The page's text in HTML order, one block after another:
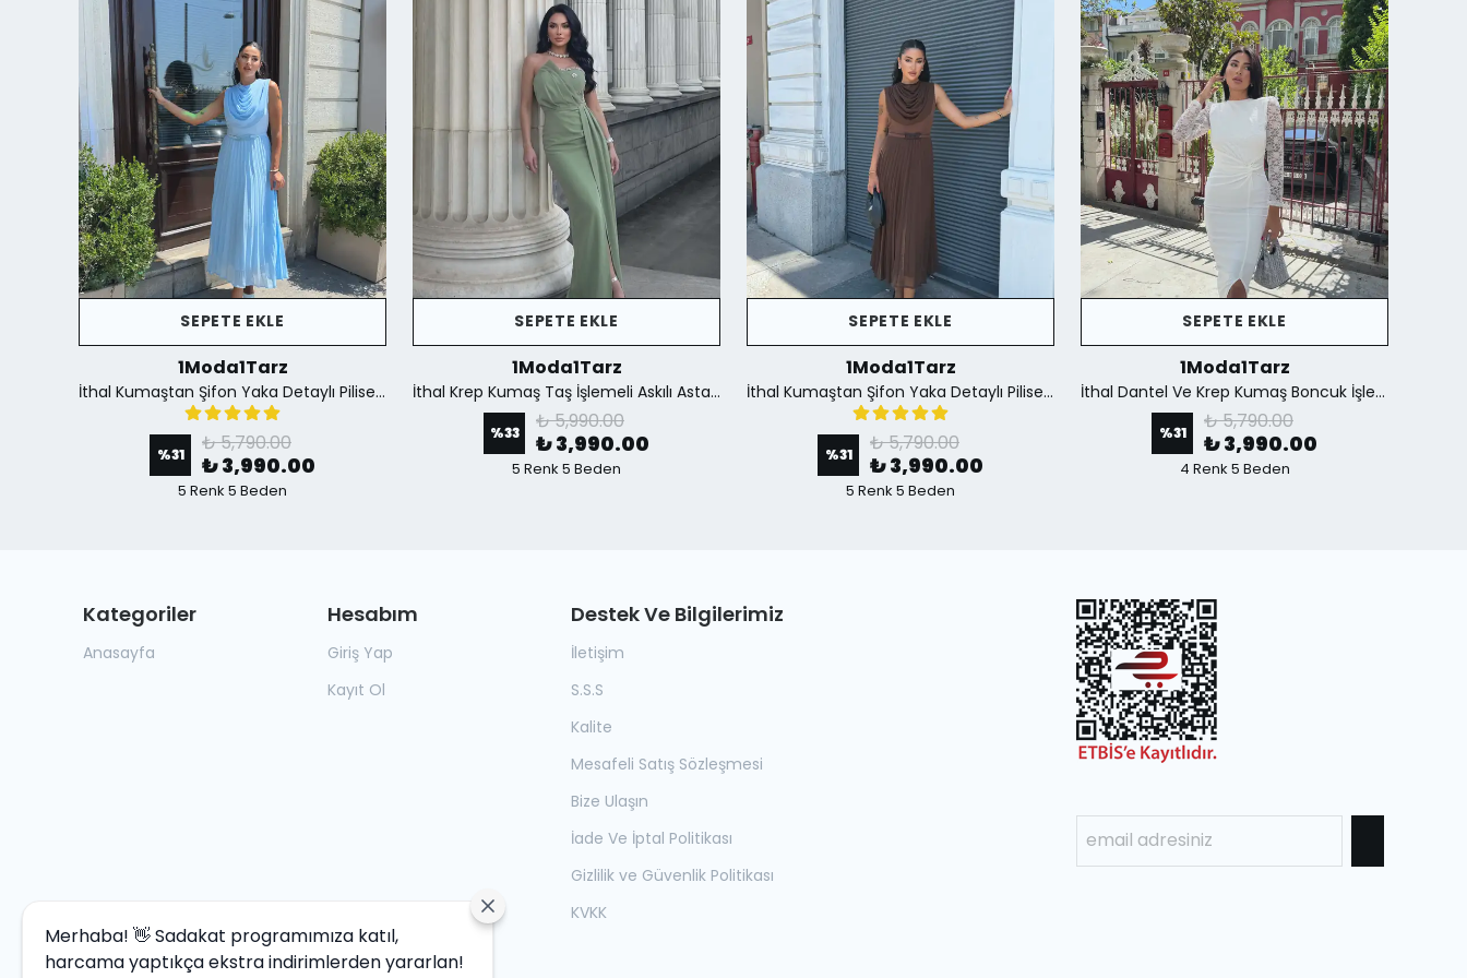
SEPETE EKLE
1Moda1Tarz
İthal Kumaştan Şifon Yaka Detaylı Piliseli Kemerli Astarlı Özel Tasarım Elbise - mavi
%31 ₺ 5,790.00
₺ 3,990.00
5 Renk 5 Beden
SEPETE EKLE
1Moda1Tarz
İthal Krep Kumaş Taş İşlemeli Askılı Astarlı Özel Tasarım Yırtmaçlı Maxi Elbise - Yeşil
%33 ₺ 5,990.00
₺ 3,990.00
5 Renk 5 Beden
SEPETE EKLE
1Moda1Tarz
İthal Kumaştan Şifon Yaka Detaylı Piliseli Kemerli Astarlı Özel Tasarım Elbise - Kahverengi
%31 ₺ 5,790.00
₺ 3,990.00
5 Renk 5 Beden
SEPETE EKLE
1Moda1Tarz
İthal Dantel Ve Krep Kumaş Boncuk İşlemeli Yırtmaçlı Astarlı Özel Tasarım Maxi Elbise - Beyaz
%31 ₺ 5,790.00
₺ 3,990.00
4 Renk 5 Beden
Kategoriler
Anasayfa
Hesabım
Giriş Yap
Kayıt Ol
Destek Ve Bilgilerimiz
İletişim
S.S.S
Kalite
Mesafeli Satış Sözleşmesi
Bize Ulaşın
İade Ve İptal Politikası
Gizlilik ve Güvenlik Politikası
KVKK
Merhaba! 👋 Sadakat programımıza katıl,
harcama yaptıkça ekstra indirimlerden yararlan!